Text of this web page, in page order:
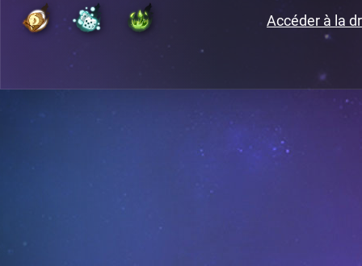
Accéder à la